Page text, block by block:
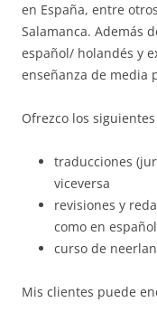
en España, entre
Salamanca. Además
español/ holandés y
enseñanza de media
Ofrezco los
traducciones
viceversa
revisiones y
como en español
curso de
Mis clientes puede